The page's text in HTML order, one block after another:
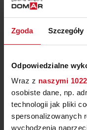
Zgoda Szczegóły
Odpowiedzialne
Wraz z naszymi
osobiste dane, np.
technologii jak pliki
spersonalizowanych
wychodzenia
LAMPA